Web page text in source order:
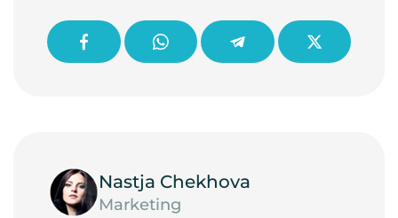
Nastja Chekhova
Marketing